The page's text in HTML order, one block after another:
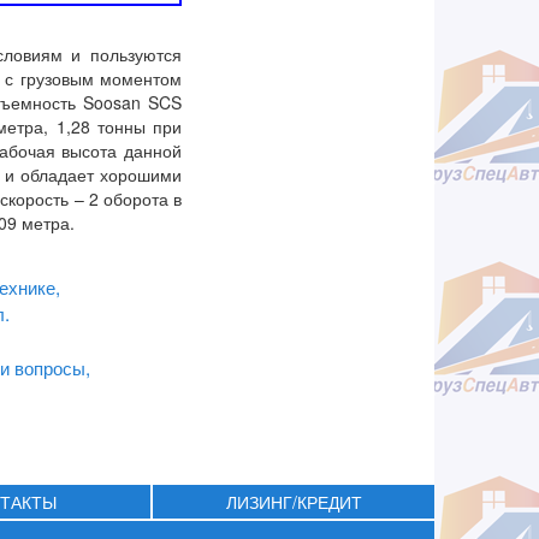
и пользуются
грузовым моментом
Soosan SCS
1,28 тонны при
высота данной
обладает хорошими
– 2 оборота в
метра.
вопросы,
ЛИЗИНГ/КРЕДИТ